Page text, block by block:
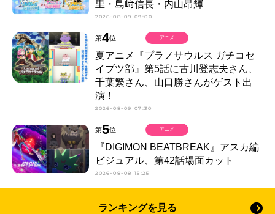
里・島﨑信長・内山昂輝
2026-08-09 09:00
第4位
夏アニメ『プラノサウルス ガチコセ
イブツ部』第5話に古川登志夫さん、
千葉繁さん、山口勝さんがゲスト出
演！
2026-08-09 07:30
アニメ
第5位
『DIGIMON BEATBREAK』アスカ編
ビジュアル、第42話場面カット
2026-08-08 15:25
アニメ
ランキングを見る